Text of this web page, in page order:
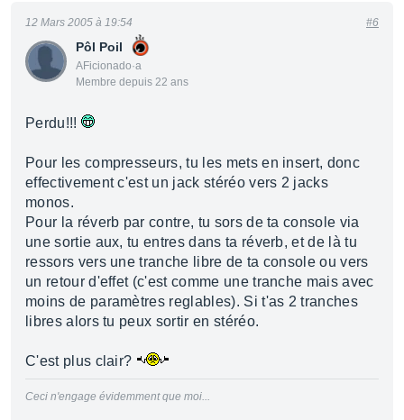
Pôl Poil
AFicionado·a
Membre depuis 22 ans
12 Mars 2005 à 19:54 #6
Perdu!!!
Pour les compresseurs, tu les mets en insert, donc
effectivement c'est un jack stéréo vers 2 jacks
monos.
Pour la réverb par contre, tu sors de ta console via
une sortie aux, tu entres dans ta réverb, et de là tu
ressors vers une tranche libre de ta console ou vers
un retour d'effet (c'est comme une tranche mais avec
moins de paramètres reglables). Si t'as 2 tranches
libres alors tu peux sortir en stéréo.
C'est plus clair?
Ceci n'engage évidemment que moi...